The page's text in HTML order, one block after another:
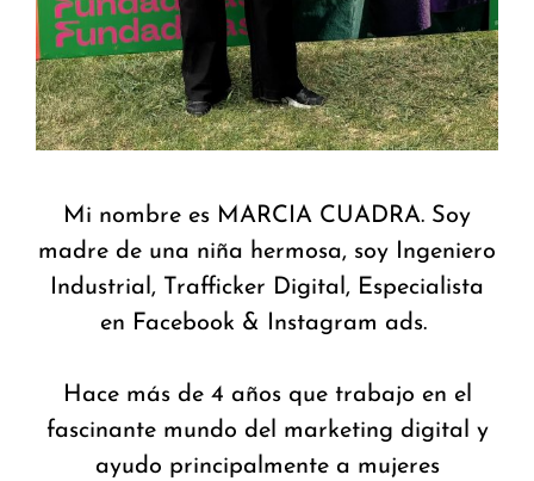
Mi nombre es MARCIA CUADRA. Soy
madre de una niña hermosa, soy Ingeniero
Industrial, Trafficker Digital, Especialista
en Facebook & Instagram ads.
Hace más de 4 años que trabajo en el
fascinante mundo del marketing digital y
ayudo principalmente a mujeres